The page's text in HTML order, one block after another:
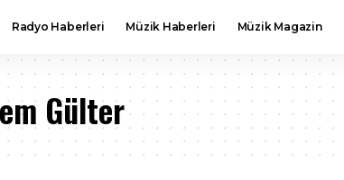
Radyo Haberleri Müzik Haberleri Müzik Magazin
Gülter